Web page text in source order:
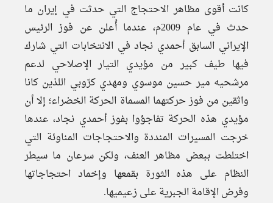
كانت أقوى مظاهر الاحتجاج التي حدثت في إيران ما
حدث في عام 2009م، عندما أُعلن عن فوز الرئيس
الإيراني السابق أحمدي نجاد في الانتخابات التي شارك
فيها طيف كبير من مؤيدي التيار الإصلاحي لدعم
مرشحيه مير حسين موسوي ومهدي كرّوبي اللذين كانا
واثقين من فوز حركتهما المسماة الحركة الخضراء؛ إلا أن
مؤيدي هذه الحركة تفاجؤوا بفوز أحمدي نجاد، عندها
خرجت المسيرات المنددة والاحتجاجات المناوئة التي
اختلطت ببعض مظاهر العنف، ولكن سرعان ما سيطر
النظام على هذه الثورة بقمعها وإخماد احتجاجاتها
وفرض الإقامة الجبرية على زعيميها.